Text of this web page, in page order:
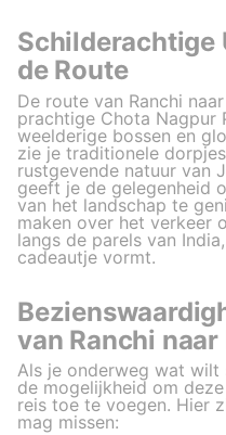
Schilderachtige
de Route
De route van Ranchi
prachtige Chota Nagpur
weelderige bossen en
zie je traditionele
rustgevende natuur van
geeft je de gelegenheid
van het landschap te
maken over het verkeer
langs de parels van
cadeautje vormt.
van Ranchi
Als je onderweg wat wilt
de mogelijkheid om
reis toe te voegen. Hier
mag missen: